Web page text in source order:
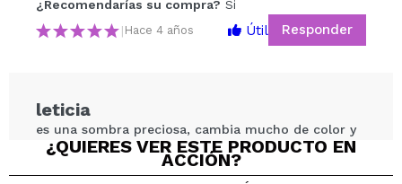
Si No
¿Recomendarías su compra? Si
| Hace 4 años Útil Responder
leticia
es una sombra preciosa, cambia mucho de color y
la textura es como gel, merece la pena aunque sea
¿QUIERES VER ESTE PRODUCTO EN
ACCIÓN?